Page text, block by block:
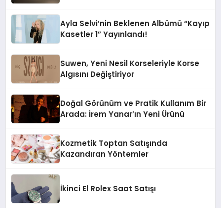
Ayla Selvi’nin Beklenen Albümü “Kayıp
Kasetler 1” Yayınlandı!
Suwen, Yeni Nesil Korseleriyle Korse
Algısını Değiştiriyor
Doğal Görünüm ve Pratik Kullanım Bir
Arada: İrem Yanar’ın Yeni Ürünü
Kozmetik Toptan Satışında
Kazandıran Yöntemler
İkinci El Rolex Saat Satışı